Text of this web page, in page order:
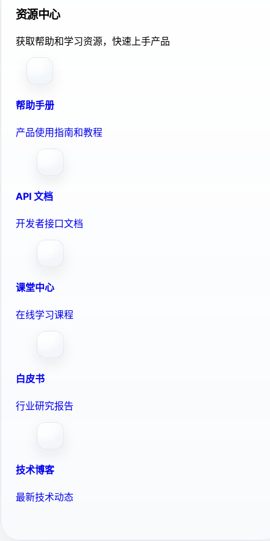
资源中心
获取帮助和学习资源，快速上手产品
帮助手册
产品使用指南和教程
API 文档
开发者接口文档
课堂中心
在线学习课程
白皮书
行业研究报告
技术博客
最新技术动态